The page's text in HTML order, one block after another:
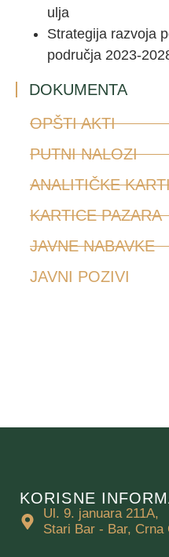
ulja
Strategija razvoja
područja 2023-
DOKUMENTA
OPŠTI AKTI
PUTNI NALOZI
ANALITIČKE
KARTICE PAZARA
JAVNE NABAVKE
JAVNI POZIVI
KORISNE
Ul. 9. januara 211A,
Stari Bar - Bar, Crna